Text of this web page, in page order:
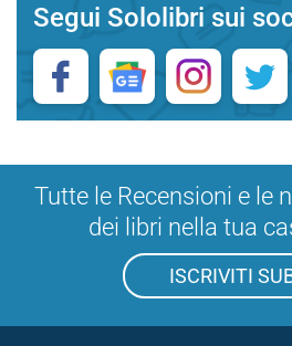
Segui Sololibri sui
Tutte le Recensioni e le
dei libri nella tua
ISCRIVITI